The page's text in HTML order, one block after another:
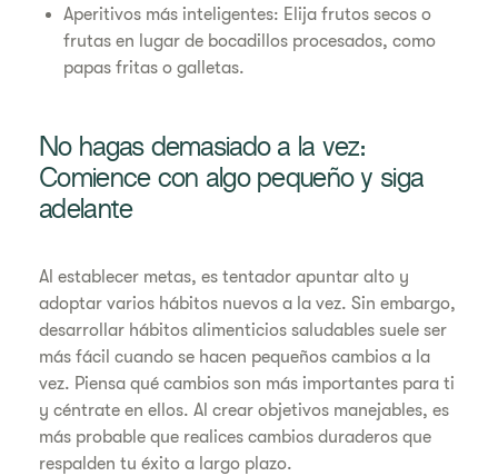
Aperitivos más inteligentes: Elija frutos secos o
frutas en lugar de bocadillos procesados, como
papas fritas o galletas.
No hagas demasiado a la vez:
Comience con algo pequeño y siga
adelante
Al establecer metas, es tentador apuntar alto y
adoptar varios hábitos nuevos a la vez. Sin embargo,
desarrollar hábitos alimenticios saludables suele ser
más fácil cuando se hacen pequeños cambios a la
vez. Piensa qué cambios son más importantes para ti
y céntrate en ellos. Al crear objetivos manejables, es
más probable que realices cambios duraderos que
respalden tu éxito a largo plazo.